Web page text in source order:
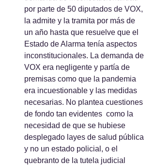
por parte de 50 diputados de VOX,
la admite y la tramita por más de
un año hasta que resuelve que el
Estado de Alarma tenía aspectos
inconstitucionales. La demanda de
VOX era negligente y partía de
premisas como que la pandemia
era incuestionable y las medidas
necesarias. No plantea cuestiones
de fondo tan evidentes  como la
necesidad de que se hubiese
desplegado layes de salud pública
y no un estado policial, o el
quebranto de la tutela judicial